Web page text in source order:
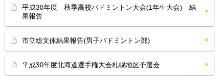
平成30年度 秋季高校バドミントン大会(1年生大会) 結
果報告
市立総文体結果報告(男子バドミントン部)
平成30年度北海道選手権大会札幌地区予選会